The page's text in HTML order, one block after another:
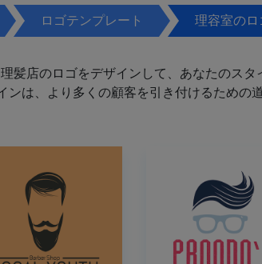
ロゴテンプレート 理容室のロ
髪店のロゴをデザインして、あなたのス
ンは、より多くの顧客を引き付けるための